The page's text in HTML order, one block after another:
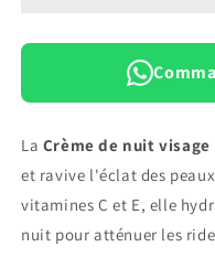
Nivea
—
50
ml
Nivea
Q10
—
50
ml
La Crème de nuit visage
et ravive l'éclat des
vitamines C et E, elle
nuit pour atténuer les